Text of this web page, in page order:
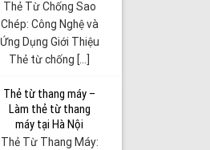
Thẻ Từ Chống Sao
Chép: Công Nghệ và
Ứng Dụng Giới Thiệu
Thẻ từ chống [...]
Thẻ từ thang máy –
Làm thẻ từ thang
máy tại Hà Nội
Thẻ Từ Thang Máy: